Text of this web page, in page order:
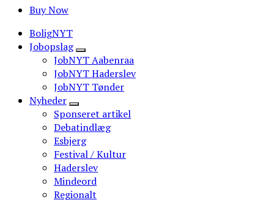
Buy Now
BoligNYT
Jobopslag
JobNYT Aabenraa
JobNYT Haderslev
JobNYT Tønder
Nyheder
Sponseret artikel
Debatindlæg
Esbjerg
Festival / Kultur
Haderslev
Mindeord
Regionalt